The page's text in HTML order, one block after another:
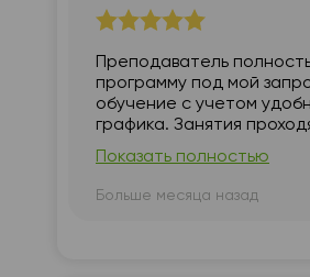
Преподаватель
программу под мой
обучение с учетом
графика. Занятия
комфортной атмосфере,
обучения действительно
полностью довольна
Показать полностью
Больше месяца назад